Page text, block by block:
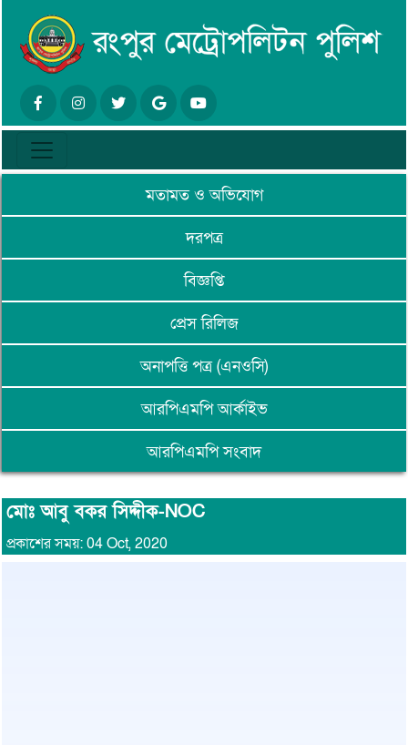
মতামত ও অভিযোগ
দরপত্র
বিজ্ঞপ্তি
প্রেস রিলিজ
অনাপত্তি পত্র (এনওসি)
আরপিএমপি আর্কাইভ
আরপিএমপি সংবাদ
মোঃ আবু বকর সিদ্দীক-NOC
প্রকাশের সময়: 04 Oct, 2020